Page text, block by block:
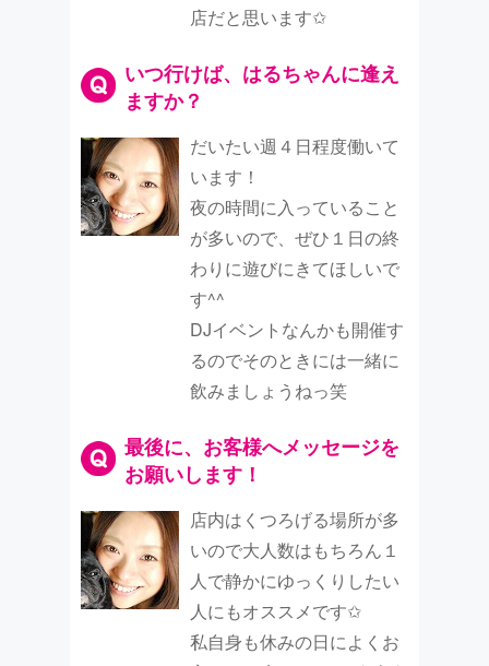
店だと思います✩
いつ行けば、はるちゃんに逢え
ますか？
だいたい週４日程度働いて
います！
夜の時間に入っていること
が多いので、ぜひ１日の終
わりに遊びにきてほしいで
す^^
DJイベントなんかも開催す
るのでそのときには一緒に
飲みましょうねっ笑
最後に、お客様へメッセージを
お願いします！
店内はくつろげる場所が多
いので大人数はもちろん１
人で静かにゆっくりしたい
人にもオススメです✩
私自身も休みの日によくお